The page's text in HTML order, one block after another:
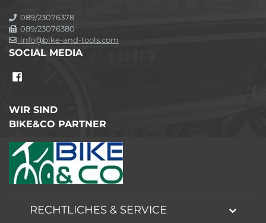
089/23076378
089/23076380
info@bike-and-tools.com
SOCIAL MEDIA
WIR SIND
BIKE&CO PARTNER
RECHTLICHES & SERVICE